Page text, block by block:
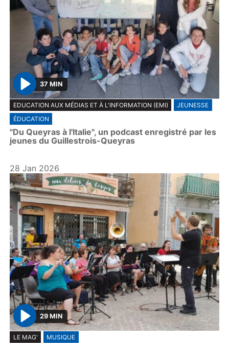
P
l
a
y
37 MIN
EDUCATION AUX MÉDIAS ET À L'INFORMATION (EMI)
JEUNESSE
ÉDUCATION
"Du Queyras à l'Italie", un podcast enregistré par les
jeunes du Guillestrois-Queyras
28 Jan 2026
P
l
29 MIN
LE MAG' MUSIQUE